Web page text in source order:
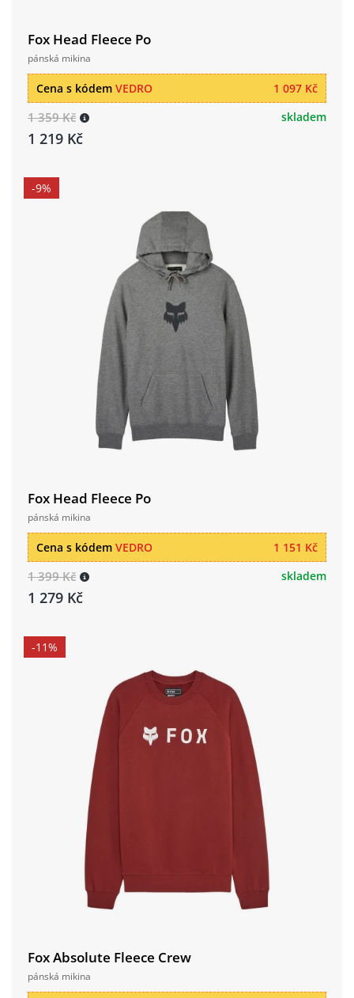
Fox Head Fleece Po
pánská mikina
1 097 Kč
Cena s kódem VEDRO
1 359 Kč
1 219 Kč
skladem
-9%
Fox Head Fleece Po
pánská mikina
1 151 Kč
Cena s kódem VEDRO
1 399 Kč
1 279 Kč
skladem
-11%
Fox Absolute Fleece Crew
pánská mikina